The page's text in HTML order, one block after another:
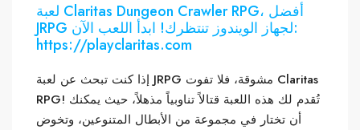
لعبة Claritas Dungeon Crawler RPG، أفضل
JRPG لجهاز الويندوز تنتظرك! ابدأ اللعب الآن:
https://playclaritas.com
إذا كنت تبحث عن لعبة JRPG مشوقة، فلا تفوت Claritas
RPG! تُقدم لك هذه اللعبة قتالاً تناوبياً مذهلاً، حيث يمكنك
أن تختار في مجموعة من الأبطال المتنوعين، وتخوض